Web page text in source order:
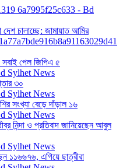
চালাচ্ছে: জামায়াত আমির
সবাই পেল জিপিএ ৫
৩০
সংখ্যা বেড়ে দাঁড়াল ১৬
নিন্দা ও প্রতিবাদ জানিয়েছেন আবুল
১১৬৬৭৬, এগিয়ে ছাত্রীরা